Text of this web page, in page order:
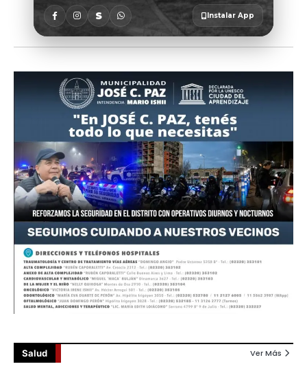
Salud Ver Más